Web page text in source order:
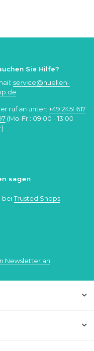
Sie Hilfe?
service@huellen-
ruf an unter: +49 2451 617
(Mo-Fr.: 09:00 - 13:00
sagen
beiTrusted Shops
Newsletter an